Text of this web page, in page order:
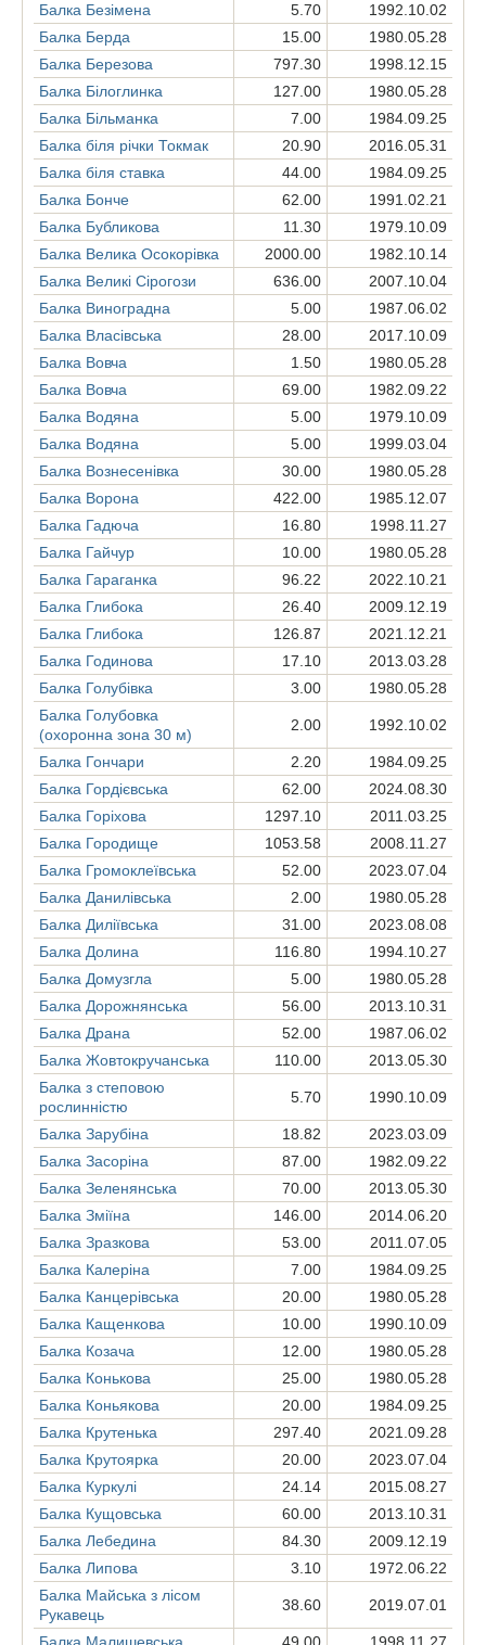
Балка Безімена
5.70
1992.10.02
Балка Берда
15.00
1980.05.28
Балка Березова
797.30
1998.12.15
Балка Білоглинка
127.00
1980.05.28
Балка Більманка
7.00
1984.09.25
Балка біля річки Токмак
20.90
2016.05.31
Балка біля ставка
44.00
1984.09.25
Балка Бонче
62.00
1991.02.21
Балка Бубликова
11.30
1979.10.09
Балка Велика Осокорівка
2000.00
1982.10.14
Балка Великі Сірогози
636.00
2007.10.04
Балка Виноградна
5.00
1987.06.02
Балка Власівська
28.00
2017.10.09
Балка Вовча
1.50
1980.05.28
Балка Вовча
69.00
1982.09.22
Балка Водяна
5.00
1979.10.09
Балка Водяна
5.00
1999.03.04
Балка Вознесенівка
30.00
1980.05.28
Балка Ворона
422.00
1985.12.07
Балка Гадюча
16.80
1998.11.27
Балка Гайчур
10.00
1980.05.28
Балка Гараганка
96.22
2022.10.21
Балка Глибока
26.40
2009.12.19
Балка Глибока
126.87
2021.12.21
Балка Годинова
17.10
2013.03.28
Балка Голубівка
3.00
1980.05.28
Балка Голубовка
(охоронна зона 30 м)
2.00 1992.10.02
Балка Гончари 2.20
1984.09.25
Балка Гордієвська
62.00
2024.08.30
Балка Горіхова
1297.10
2011.03.25
Балка Городище
1053.58
2008.11.27
Балка Громоклеївська
52.00
2023.07.04
Балка Данилівська
2.00
1980.05.28
Балка Диліївська
31.00
2023.08.08
Балка Долина
116.80
1994.10.27
Балка Домузгла
5.00
1980.05.28
Балка Дорожнянська
56.00
2013.10.31
Балка Драна
52.00
1987.06.02
Балка Жовтокручанська
110.00
2013.05.30
Балка з степовою
рослинністю
5.70 1990.10.09
Балка Зарубіна 18.82
2023.03.09
Балка Засоріна
87.00
1982.09.22
Балка Зеленянська
70.00
2013.05.30
Балка Зміїна
146.00
2014.06.20
Балка Зразкова
53.00
2011.07.05
Балка Калеріна
7.00
1984.09.25
Балка Канцерівська
20.00
1980.05.28
Балка Кащенкова
10.00
1990.10.09
Балка Козача
12.00
1980.05.28
Балка Конькова
25.00
1980.05.28
Балка Коньякова
20.00
1984.09.25
Балка Крутенька
297.40
2021.09.28
Балка Крутоярка
20.00
2023.07.04
Балка Куркулі
24.14
2015.08.27
Балка Кущовська
60.00
2013.10.31
Балка Лебедина
84.30
2009.12.19
Балка Липова
3.10
1972.06.22
Балка Майська з лісом
Рукавець
38.60 2019.07.01